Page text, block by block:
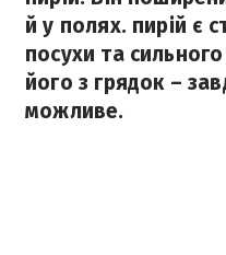
й у полях. пирій є
посухи та
його з грядок –
можливе.